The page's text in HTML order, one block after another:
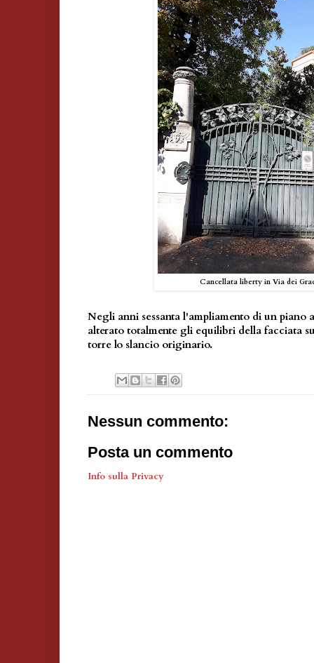
Cancellata liberty in Via dei
Negli anni sessanta l'ampliamento di un piano
alterato totalmente gli equilibri della facciata
torre lo slancio originario.
Nessun commento:
Posta un commento
Info sulla Privacy